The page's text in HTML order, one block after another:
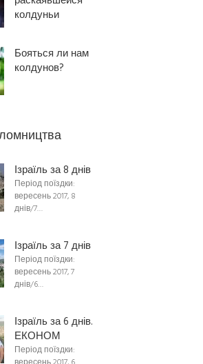
колдуньи
Бояться ли нам
колдунов?
Ізраїль за 8 днів
Період поїздки:
вересень 2017, 8
днів/7…
Ізраїль за 7 днів
Період поїздки:
вересень 2017, 7
днів/6…
Ізраїль за 6 днів.
ЕКОНОМ
Період поїздки: